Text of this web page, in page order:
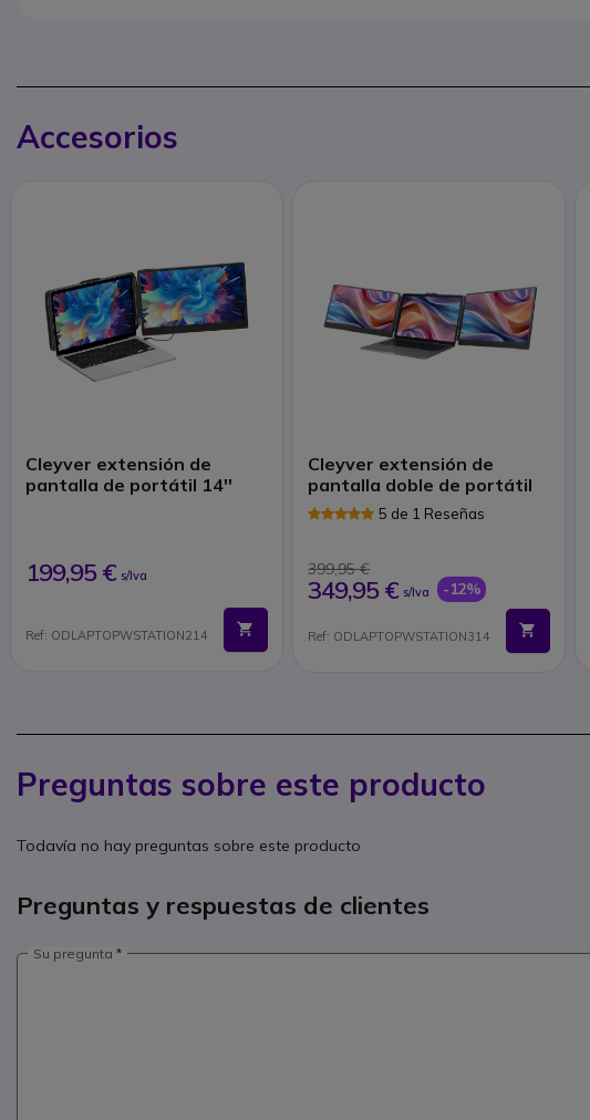
Accesorios
Cleyver extensión de
pantalla de portátil 14''
199,95 € s/Iva
Ref: ODLAPTOPWSTATION214
Cleyver extensión de
pantalla doble de portátil
5 de 1 Reseñas
399,95 €
349,95 € s/Iva -12%
Ref: ODLAPTOPWSTATION314
Preguntas sobre este producto
Todavía no hay preguntas sobre este producto
Preguntas y respuestas de clientes
Su pregunta